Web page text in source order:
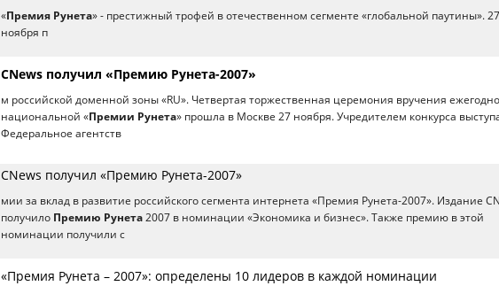
«Премия Рунета» - престижный трофей в отечественном сегменте «глобальной паутины». 27
ноября п
CNews получил «Премию Рунета-2007»
м российской доменной зоны «RU». Четвертая торжественная церемония вручения
национальной «Премии Рунета» прошла в Москве 27 ноября. Учредителем конкурса
Федеральное агентств
CNews получил «Премию Рунета-2007»
мии за вклад в развитие российского сегмента интернета «Премия Рунета-2007». Издание
получило Премию Рунета 2007 в номинации «Экономика и бизнес». Также премию в этой
номинации получили с
«Премия Рунета – 2007»: определены 10 лидеров в каждой номинации